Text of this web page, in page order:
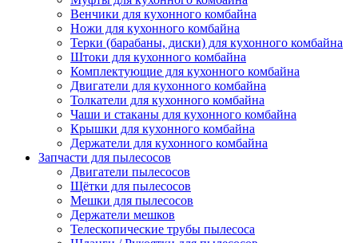
Венчики для кухонного комбайна
Ножи для кухонного комбайна
Терки (барабаны, диски) для кухонного комбайна
Штоки для кухонного комбайна
Комплектующие для кухонного комбайна
Двигатели для кухонного комбайна
Толкатели для кухонного комбайна
Чаши и стаканы для кухонного комбайна
Крышки для кухонного комбайна
Держатели для кухонного комбайна
Запчасти для пылесосов
Двигатели пылесосов
Щётки для пылесосов
Мешки для пылесосов
Держатели мешков
Телескопические трубы пылесоса